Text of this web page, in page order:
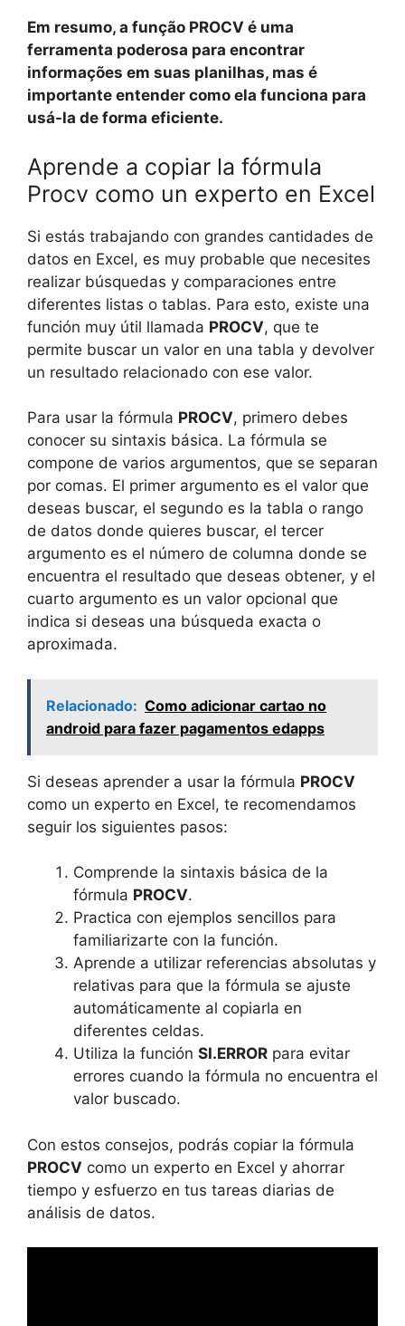
Em resumo, a função PROCV é uma
ferramenta poderosa para encontrar
informações em suas planilhas, mas é
importante entender como ela funciona para
usá-la de forma eficiente.
Aprende a copiar la fórmula
Procv como un experto en Excel
Si estás trabajando con grandes cantidades de
datos en Excel, es muy probable que necesites
realizar búsquedas y comparaciones entre
diferentes listas o tablas. Para esto, existe una
función muy útil llamada PROCV, que te
permite buscar un valor en una tabla y devolver
un resultado relacionado con ese valor.
Para usar la fórmula PROCV, primero debes
conocer su sintaxis básica. La fórmula se
compone de varios argumentos, que se separan
por comas. El primer argumento es el valor que
deseas buscar, el segundo es la tabla o rango
de datos donde quieres buscar, el tercer
argumento es el número de columna donde se
encuentra el resultado que deseas obtener, y el
cuarto argumento es un valor opcional que
indica si deseas una búsqueda exacta o
aproximada.
Relacionado: Como adicionar cartao no
android para fazer pagamentos edapps
Si deseas aprender a usar la fórmula PROCV
como un experto en Excel, te recomendamos
seguir los siguientes pasos:
Comprende la sintaxis básica de la
fórmula PROCV.
Practica con ejemplos sencillos para
familiarizarte con la función.
Aprende a utilizar referencias absolutas y
relativas para que la fórmula se ajuste
automáticamente al copiarla en
diferentes celdas.
Utiliza la función SI.ERROR para evitar
errores cuando la fórmula no encuentra el
valor buscado.
Con estos consejos, podrás copiar la fórmula
PROCV como un experto en Excel y ahorrar
tiempo y esfuerzo en tus tareas diarias de
análisis de datos.